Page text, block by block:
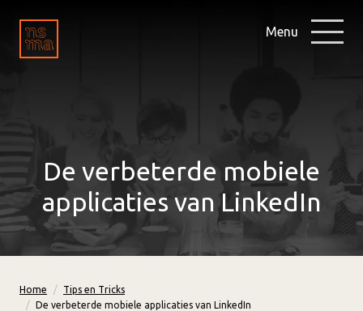
Menu
De verbeterde mobiele
applicaties van LinkedIn
Home
Tips en Tricks
De verbeterde mobiele applicaties van LinkedIn